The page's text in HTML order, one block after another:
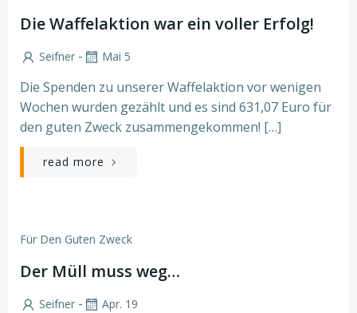
Die Waffelaktion war ein voller Erfolg!
Seifner - Mai 5
Die Spenden zu unserer Waffelaktion vor wenigen
Wochen wurden gezählt und es sind 631,07 Euro für
den guten Zweck zusammengekommen! […]
read more
Für Den Guten Zweck
Der Müll muss weg…
Seifner - Apr. 19